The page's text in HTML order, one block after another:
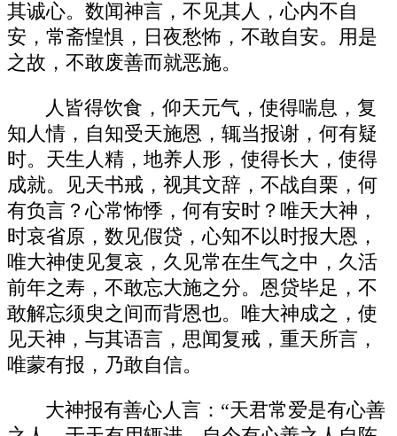
其诚心。数闻神言，不见其人，心内不自
安，常斋惶惧，日夜愁怖，不敢自安。用是
之故，不敢废善而就恶施。
人皆得饮食，仰天元气，使得喘息，复
知人情，自知受天施恩，辄当报谢，何有疑
时。天生人精，地养人形，使得长大，使得
成就。见天书戒，视其文辞，不战自栗，何
有负言？心常怖悸，何有安时？唯天大神，
时哀省原，数见假贷，心知不以时报大恩，
唯大神使见复哀，久见常在生气之中，久活
前年之寿，不敢忘大施之分。恩贷毕足，不
敢解忘须臾之间而背恩也。唯大神成之，使
见天神，与其语言，思闻复戒，重天所言，
唯蒙有报，乃敢自信。
大神报有善心人言：“天君常爱是有心善